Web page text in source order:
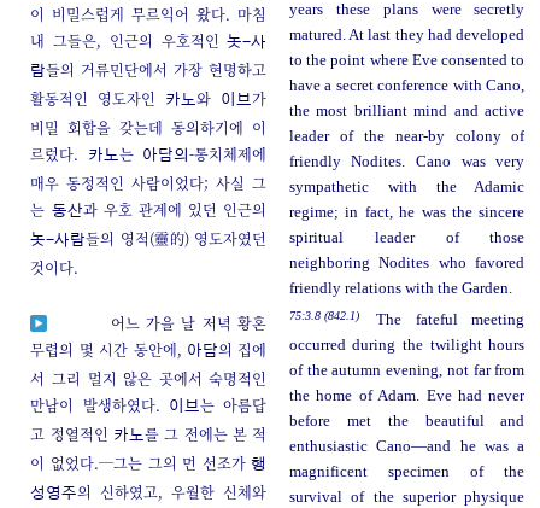
이 비밀스럽게 무르익어 왔다. 마침
내 그들은, 인근의 우호적인놋-사
람들의 거류민단에서 가장 현명하고
활동적인 영도자인
카노와 이브가
비밀 회합을 갖는데 동의하기에 이
르렀다.
카노는 아담의-통치체제에
매우 동정적인 사람이었다; 사실 그
는 동산과 우호 관계에 있던 인근의
놋-사람들의 영적(靈的) 영도자였던
것이다.
years these plans were secretly
matured. At last they had developed
to the point where Eve consented to
have a secret conference with Cano,
the most brilliant mind and active
leader of the near-by colony of
friendly Nodites. Cano was very
sympathetic with the Adamic
regime; in fact, he was the sincere
spiritual leader of those
neighboring Nodites who favored
friendly relations with the Garden.
어느 가을 날 저녁 황혼
무렵의 몇 시간 동안에, 아담의 집에
서 그리 멀지 않은 곳에서 숙명적인
만남이 발생하였다.
이브는 아름답
고 정열적인 카노를 그 전에는 본 적
이 없었다.─그는 그의 먼 선조가행
성영주의 신하였고, 우월한 신체와
75:3.8 (842.1)
The fateful meeting
occurred during the twilight hours
of the autumn evening, not far from
the home of Adam. Eve had never
before met the beautiful and
enthusiastic Cano—and he was a
magnificent specimen of the
survival of the superior physique